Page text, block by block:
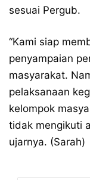
sesuai Pergub.
“Kami siap
penyampaian
masyarakat.
pelaksanaan
kelompok
tidak mengikuti
ujarnya. (Sarah)